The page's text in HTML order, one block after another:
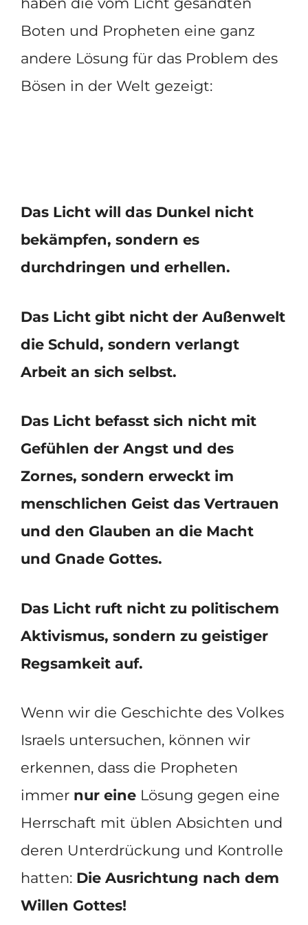
Boten und Propheten eine ganz
andere Lösung für das Problem des
Bösen in der Welt gezeigt:
Das Licht will das Dunkel nicht
bekämpfen, sondern es
durchdringen und erhellen.
Das Licht gibt nicht der Außenwelt
die Schuld, sondern verlangt
Arbeit an sich selbst.
Das Licht befasst sich nicht mit
Gefühlen der Angst und des
Zornes, sondern erweckt im
menschlichen Geist das Vertrauen
und den Glauben an die Macht
und Gnade Gottes.
Das Licht ruft nicht zu politischem
Aktivismus, sondern zu geistiger
Regsamkeit auf.
Wenn wir die Geschichte des Volkes
Israels untersuchen, können wir
erkennen, dass die Propheten
immer nur eine Lösung gegen eine
Herrschaft mit üblen Absichten und
deren Unterdrückung und Kontrolle
hatten: Die Ausrichtung nach dem
Willen Gottes!